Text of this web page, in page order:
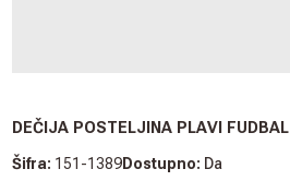
DEČIJA POSTELJINA PLAVI FUDBAL
Šifra: 151-1389Dostupno: Da